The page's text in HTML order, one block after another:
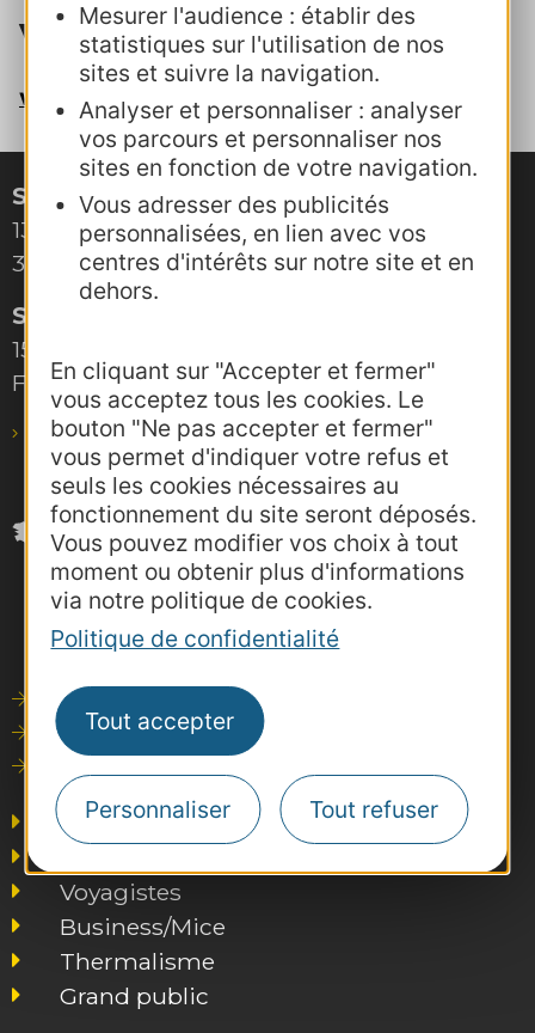
Mesurer l'audience : établir des
statistiques sur l'utilisation de nos
sites et suivre la navigation.
Analyser et personnaliser : analyser
vos parcours et personnaliser nos
sites en fonction de votre navigation.
Vous adresser des publicités
personnalisées, en lien avec vos
centres d'intérêts sur notre site et en
dehors.
En cliquant sur "Accepter et fermer"
vous acceptez tous les cookies. Le
bouton "Ne pas accepter et fermer"
vous permet d'indiquer votre refus et
seuls les cookies nécessaires au
fonctionnement du site seront déposés.
Vous pouvez modifier vos choix à tout
moment ou obtenir plus d'informations
via notre politique de cookies.
Politique de confidentialité
Tout accepter
Personnaliser Tout refuser
Votre contact au CRTL
veronique.mercadier@crtoccitanie.fr
Site de Montpellier
132, boulevard Pénélope
34000 Montpellier
Site de Toulouse
15, rue Rivals – CS 78543
F-31685 Toulouse Cedex 6
pro@agence-adocc.com
Outils de communication
Photothèque
Consultations
Agence AD'OCC
Voyagistes
Business/Mice
Thermalisme
Grand public